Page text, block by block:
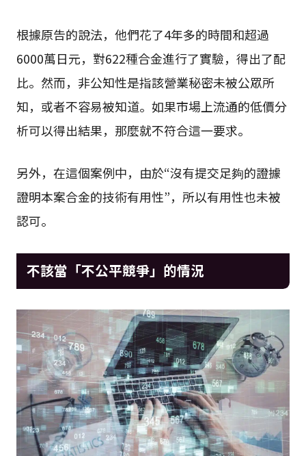
根據原告的說法，他們花了4年多的時間和超過
6000萬日元，對622種合金進行了實驗，得出了配
比。然而，非公知性是指該營業秘密未被公眾所
知，或者不容易被知道。如果市場上流通的低價分
析可以得出結果，那麼就不符合這一要求。
另外，在這個案例中，由於“沒有提交足夠的證據
證明本案合金的技術有用性”，所以有用性也未被
認可。
不該當「不公平競爭」的情況